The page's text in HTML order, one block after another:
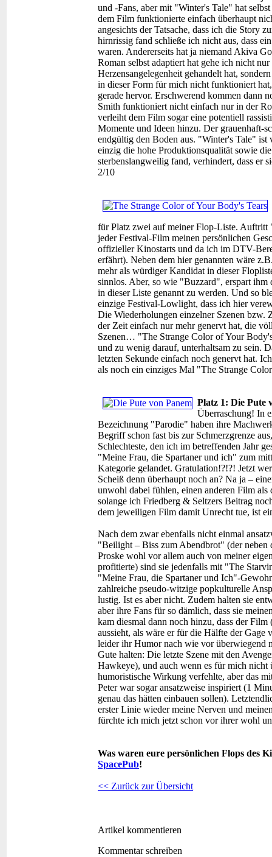
und -Fans, aber mit "Winter's Tale" hat
dem Film funktionierte einfach überhaupt
angesichts der Tatsache, dass ich die Story
hirnrissig fand schließe ich nicht aus, dass
waren. Andererseits hat ja niemand Akiva
Roman selbst adaptiert hat gehe ich nicht
Herzensangelegenheit gehandelt hat,
in dieser Form für mich nicht funktioniert
gerade hervor. Erschwerend kommen dann
Smith funktioniert nicht einfach nur in der
verleiht dem Film sogar eine potentiell
Momente und Ideen hinzu. Der grauenhaft-
endgültig den Boden aus. "Winter's Tale"
einzig die hohe Produktionsqualität sowie
sterbenslangweilig fand, verhindert, dass er
2/10
für Platz zwei auf meiner Flop-Liste. Auftritt
jeder Festival-Film meinen persönlichen
offizieller Kinostarts und da ich im DTV-
erfährt). Neben dem hier genannten wäre
mehr als würdiger Kandidat in dieser
sinnlos. Aber, so wie "Buzzard", erspart
in dieser Liste genannt zu werden. Und so
einzige Festival-Lowlight, dass ich hier
Die Wiederholungen einzelner Szenen bzw.
der Zeit einfach nur mehr genervt hat, die
Szenen… "The Strange Color of Your
und zu wenig darauf, unterhaltsam zu sein.
letzten Sekunde einfach noch genervt hat.
als noch ein einziges Mal "The Strange
Platz 1: Die Pute
Überraschung! In
Bezeichnung "Parodie" haben ihre
Begriff schon fast bis zur Schmerzgrenze
Schlechteste, den ich im betreffenden Jahr
"Meine Frau, die Spartaner und ich" zum
Kategorie gelandet. Gratulation!?!?! Jetzt
Scheiß denn überhaupt noch an? Na ja –
unwohl dabei fühlen, einen anderen Film als
solange ich Friedberg & Seltzers Beitrag
dem jeweiligen Film damit Unrecht tue, ist
Nach dem zwar ebenfalls nicht einmal
"Beilight – Biss zum Abendbrot" (der neben
Proske wohl vor allem auch von meiner
profitierte) sind sie jedenfalls mit "The
"Meine Frau, die Spartaner und Ich"-
zahlreiche pseudo-witzige popkulturelle
lustig. Ist es aber nicht. Zudem halten sie
aber ihre Fans für so dämlich, dass sie
kam diesmal dann noch hinzu, dass der
aussieht, als wäre er für die Hälfte der
leider ihr Humor nach wie vor überwiegend
Gute halten: Die letzte Szene mit den
Hawkeye), und auch wenn es für mich nicht
humoristische Wirkung verfehlte, aber das
Peter war sogar ansatzweise inspiriert (1
genau das hätten einbauen sollen).
erster Linie wieder meine Nerven und
fürchte ich mich jetzt schon vor ihrer wohl
Was waren eure persönlichen Flops des
SpacePub!
<< Zurück zur Übersicht
Artikel kommentieren
Kommentar schreiben